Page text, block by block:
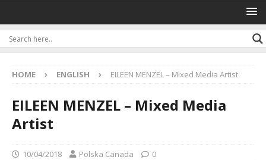
HOME ENGLISH EILEEN MENZEL – Mixed Media Artist
EILEEN MENZEL – Mixed Media
Artist
10/04/2018 Polska Canada 0